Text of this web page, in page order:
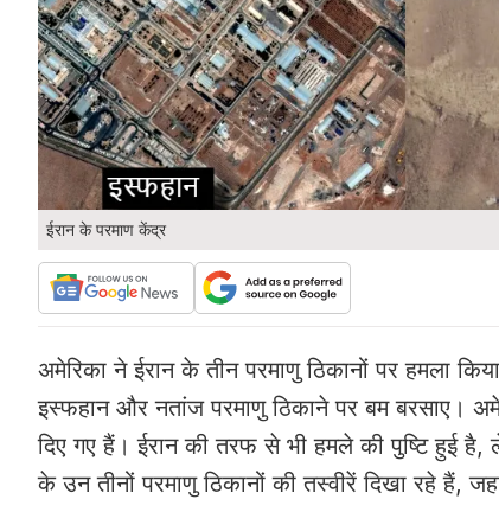
ईरान के परमाण केंद्र
अमेरिका ने ईरान के तीन परमाणु ठिकानों पर हमला
इस्फहान और नतांज परमाणु ठिकाने पर बम बरसाए।
दिए गए हैं। ईरान की तरफ से भी हमले की पुष्टि हुई
के उन तीनों परमाणु ठिकानों की तस्वीरें दिखा रहे हैं,